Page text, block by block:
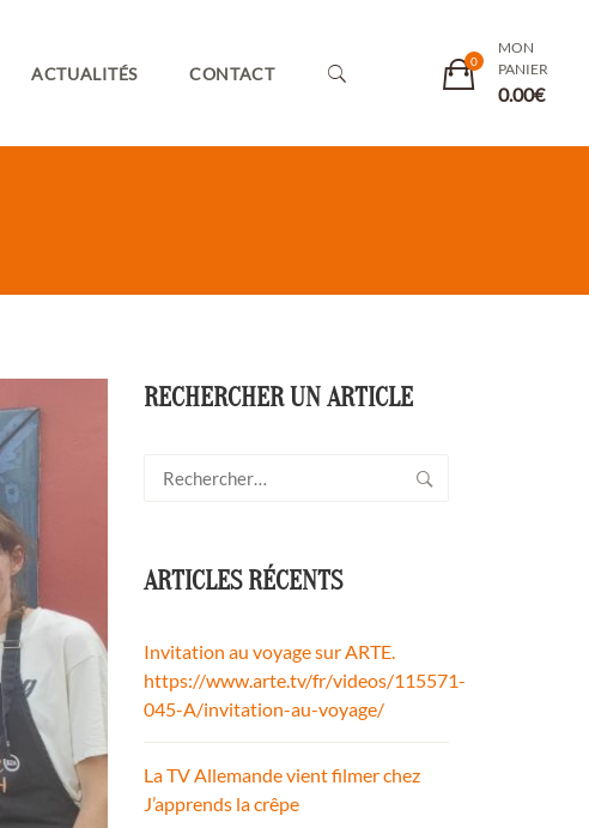
ACTUALITÉS CONTACT
MON
PANIER
0.00€
RECHERCHER UN ARTICLE
Rechercher :
ARTICLES RÉCENTS
Invitation au voyage sur ARTE.
https://www.arte.tv/fr/videos/115571-
045-A/invitation-au-voyage/
La TV Allemande vient filmer chez
J’apprends la crêpe